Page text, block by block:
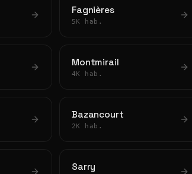
Fagnières
5K hab.
Montmirail
4K hab.
Bazancourt
2K hab.
Sarry